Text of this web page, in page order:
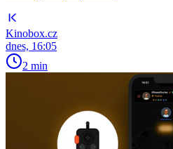
Kinobox.cz
dnes, 16:05
2 min